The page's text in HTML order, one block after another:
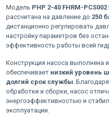
Модель PHP 2-40 FHRM-PCS002
рассчитана на давление до 250
дистанционно регулировать
настройку параметров без
эффективность работы всей
Конструкция насоса выполнена
обеспечивает низкий уровень
долгий срок службы .
обработки и сборки, насос
энергоэффективностью и
эксплуатации.